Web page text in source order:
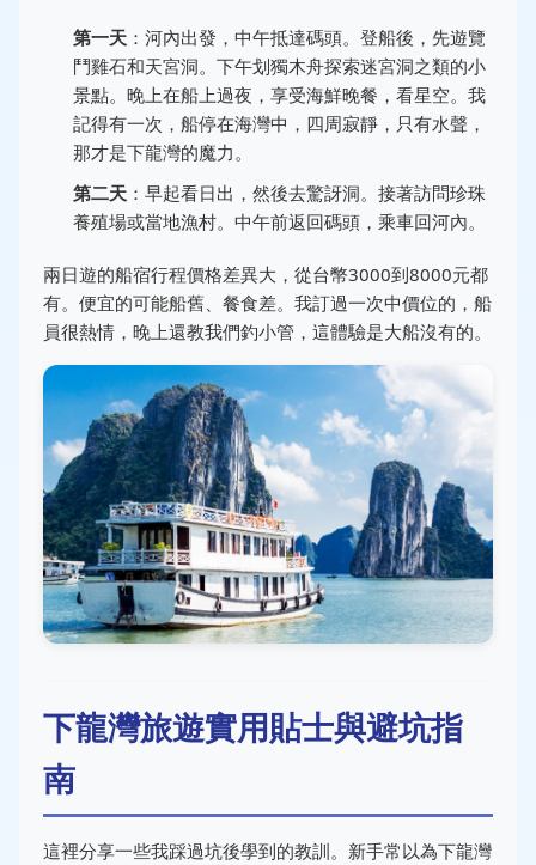
第一天 ：河內出發，中午抵達碼頭。登船後，先遊覽
鬥雞石和天宮洞。下午划獨木舟探索迷宮洞之類的小
景點。晚上在船上過夜，享受海鮮晚餐，看星空。我
記得有一次，船停在海灣中，四周寂靜，只有水聲，
那才是下龍灣的魔力。
第二天 ：早起看日出，然後去驚訝洞。接著訪問珍珠
養殖場或當地漁村。中午前返回碼頭，乘車回河內。
兩日遊的船宿行程價格差異大，從台幣3000到8000元都
有。便宜的可能船舊、餐食差。我訂過一次中價位的，船
員很熱情，晚上還教我們釣小管，這體驗是大船沒有的。
下龍灣旅遊實用貼士與避坑指
南
這裡分享一些我踩過坑後學到的教訓。新手常以為下龍灣